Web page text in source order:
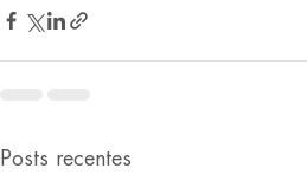
Posts recentes